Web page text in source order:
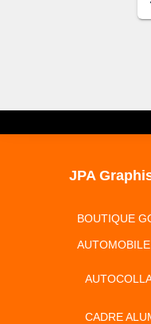
JPA
BOUTIQUE
AUTOMOBILE
CADRE